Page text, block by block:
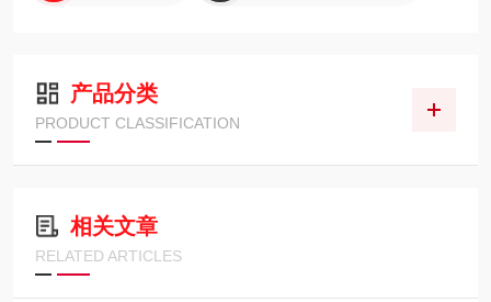
产品分类
PRODUCT CLASSIFICATION
相关文章
RELATED ARTICLES